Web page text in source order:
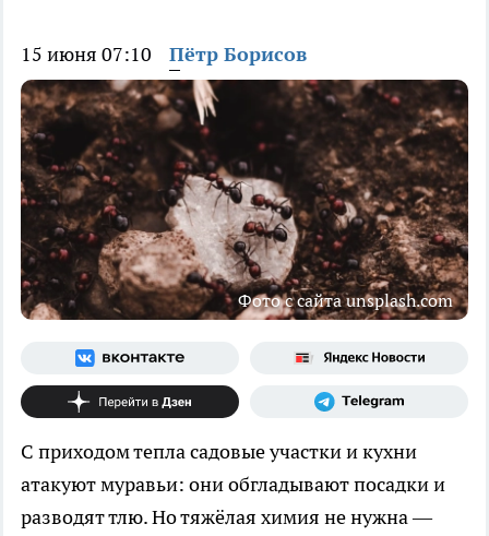
15 июня 07:10 Пётр Борисов
Фото с сайта unsplash.com
С приходом тепла садовые участки и кухни
атакуют муравьи: они обгладывают посадки и
разводят тлю. Но тяжёлая химия не нужна —